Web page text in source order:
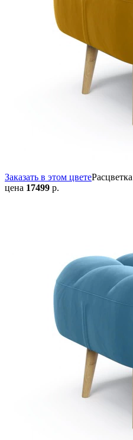
Заказать в этом цветеРасцветка
цена 17499 р.